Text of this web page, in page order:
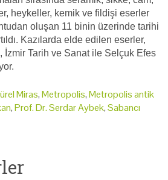
heykeller, kemik ve fildişi eserler
oluşan 11 binin üzerinde tarihi
Kazılarda elde edilen eserler,
İzmir Tarih ve Sanat ile Selçuk Efes
Miras,Metropolis,Metropolis antik
,Prof. Dr. Serdar Aybek,Sabancı